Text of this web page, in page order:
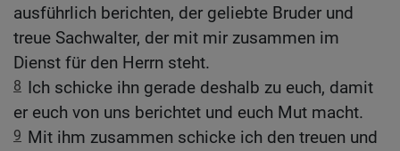
ausführlich berichten, der geliebte Bruder und
treue Sachwalter, der mit mir zusammen im
Dienst für den Herrn steht.
8 Ich schicke ihn gerade deshalb zu euch, damit
er euch von uns berichtet und euch Mut macht.
9 Mit ihm zusammen schicke ich den treuen und